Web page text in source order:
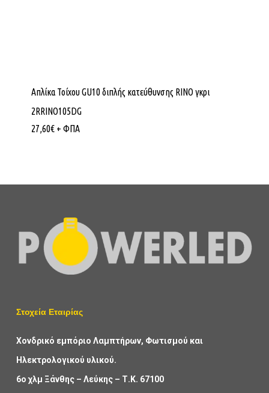
Απλίκα Τοίχου GU10 διπλής κατεύθυνσης RINO γκρι
2RRINO105DG
27,60€ + ΦΠΑ
Στοχεία Εταιρίας
Χονδρικό εμπόριο Λαμπτήρων, Φωτισμού και
Ηλεκτρολογικού υλικού.
6ο χλμ Ξάνθης – Λεύκης – Τ.Κ. 67100